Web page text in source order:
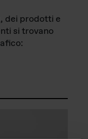
, dei prodotti e
si trovano